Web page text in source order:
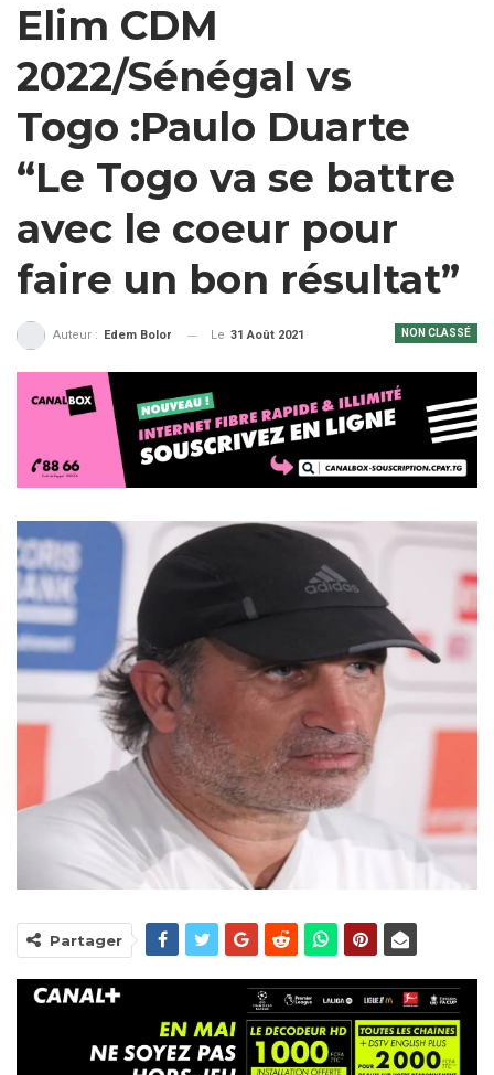
Elim CDM
2022/Sénégal vs
Togo :Paulo Duarte
“Le Togo va se battre
avec le coeur pour
faire un bon résultat”
NON CLASSÉ
Auteur : Edem Bolor Le 31 Août 2021
Partager